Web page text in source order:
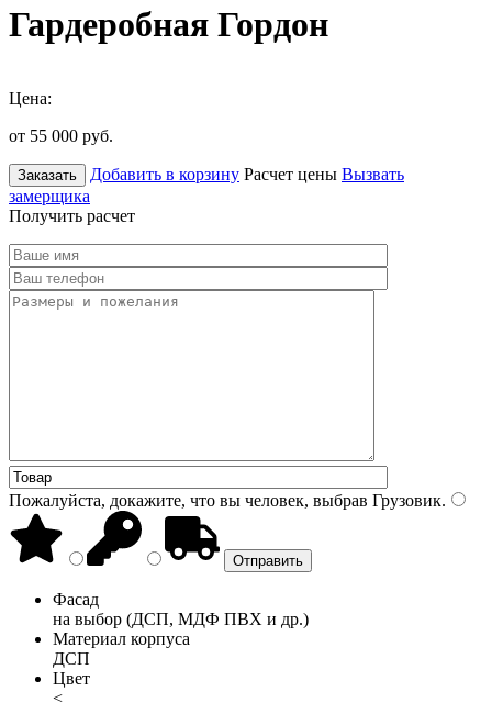
Гардеробная Гордон
Цена:
от 55 000 руб.
Заказать Добавить в корзину Расчет цены Вызвать
замерщика
Получить расчет
Пожалуйста, докажите, что вы человек, выбрав Грузовик.
Фасад
на выбор (ДСП, МДФ ПВХ и др.)
Материал корпуса
ДСП
Цвет
<